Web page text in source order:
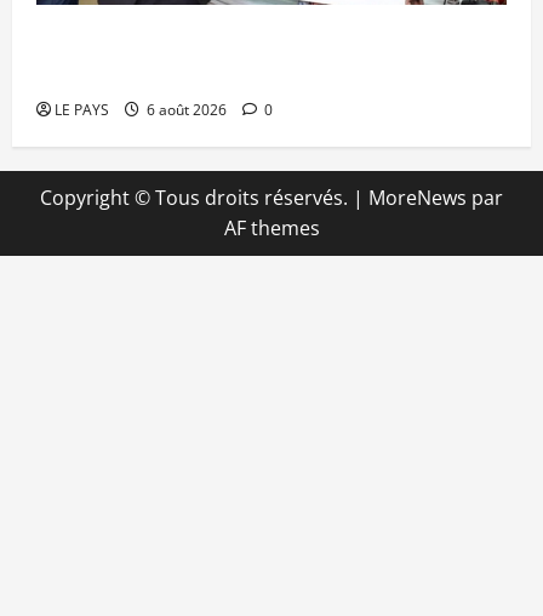
LE PAYS 6 août 2026 0
Copyright © Tous droits réservés. | MoreNews par
AF themes